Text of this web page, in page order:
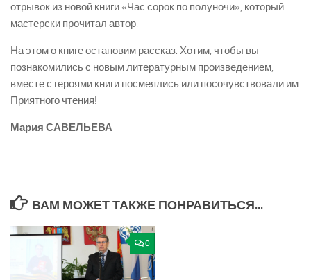
отрывок из новой книги «Час сорок по полуночи», который
мастерски прочитал автор.
На этом о книге остановим рассказ. Хотим, чтобы вы
познакомились с новым литературным произведением,
вместе с героями книги посмеялись или посочувствовали им.
Приятного чтения!
Мария САВЕЛЬЕВА
ВАМ МОЖЕТ ТАКЖЕ ПОНРАВИТЬСЯ...
0